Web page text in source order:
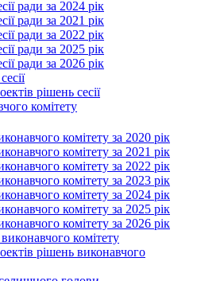
ради за 2024 рік
ради за 2021 рік
ради за 2022 рік
ради за 2025 рік
ради за 2026 рік
рішень сесії
комітету
комітету за 2020 рік
комітету за 2021 рік
комітету за 2022 рік
комітету за 2023 рік
комітету за 2024 рік
комітету за 2025 рік
комітету за 2026 рік
комітету
рішень виконавчого